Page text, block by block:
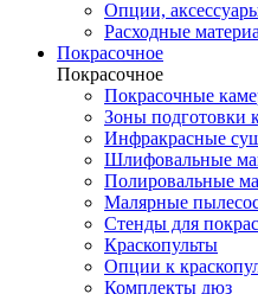
Опции,
Расходные
Покрасочное
Покрасочное
Покрасочные
Зоны подготовки
Инфракрасные
Шлифовальные
Полировальные
Малярные
Стенды для
Краскопульты
Опции к
Комплекты дюз